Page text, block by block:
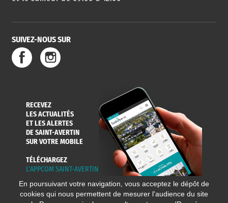
SERVICE
DE L'EAU
SUIVEZ-NOUS SUR
RECEVEZ
LES ACTUALITÉS
ET LES ALERTES
DE SAINT-AVERTIN
SUR VOTRE MOBILE
TÉLÉCHARGEZ
L'APPCOM SAINT-AVERTIN
En poursuivant votre navigation, vous acceptez le dépôt de
cookies qui nous permettent de mesurer l'audience du site